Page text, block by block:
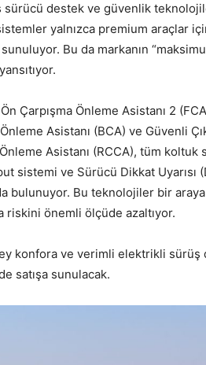
sürücü destek ve güvenlik
yalnızca premium araçlar
Bu da markanın
Çarpışma Önleme Asistanı 2
Asistanı (BCA) ve Güvenli
Asistanı (RCCA), tüm koltuk
sistemi ve Sürücü Dikkat Uyarısı
bulunuyor. Bu teknolojiler bir
riskini önemli ölçüde azaltıyor.
konfora ve verimli elektrikli sürüş
satışa sunulacak.